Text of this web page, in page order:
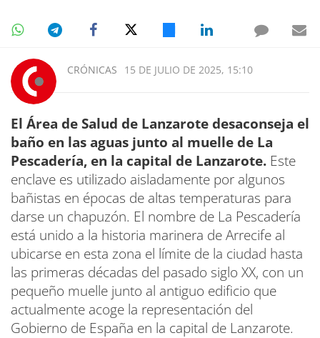
CRÓNICAS 15 DE JULIO DE 2025, 15:10
El Área de Salud de Lanzarote desaconseja el
baño en las aguas junto al muelle de La
Pescadería, en la capital de Lanzarote. Este
enclave es utilizado aisladamente por algunos
bañistas en épocas de altas temperaturas para
darse un chapuzón. El nombre de La Pescadería
está unido a la historia marinera de Arrecife al
ubicarse en esta zona el límite de la ciudad hasta
las primeras décadas del pasado siglo XX, con un
pequeño muelle junto al antiguo edificio que
actualmente acoge la representación del
Gobierno de España en la capital de Lanzarote.